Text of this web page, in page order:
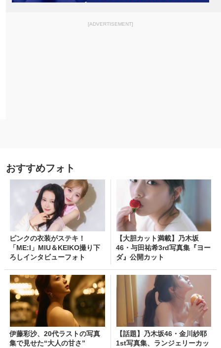
[ADVERTISEMENT]
おすすめフォト
ピンクの衣装がステキ！
「ME:I」MIU＆KEIKO撮り下
ろしインタビューフォト
【大胆カット満載】乃木坂
46・与田祐希3rd写真集『ヨー
ダ』公開カット
伊藤彩沙、20代ラストの写真
集で見せた“大人の甘さ”
【話題】乃木坂46・金川紗耶
1st写真集、ランジェリーカッ